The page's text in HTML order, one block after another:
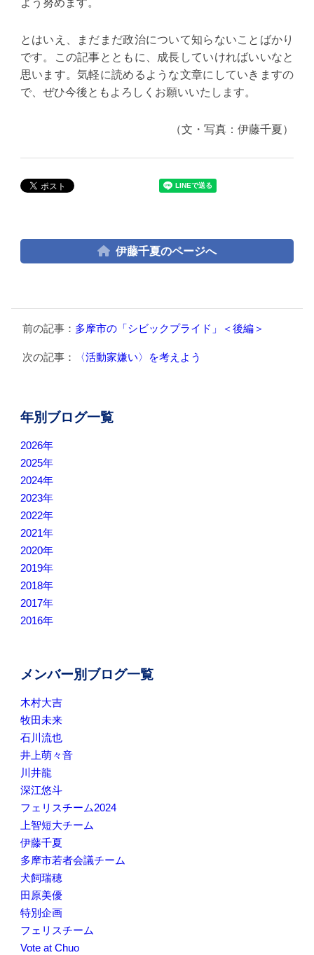
とはいえ、まだまだ政治について知らないことばかり
です。この記事とともに、成長していければいいなと
思います。気軽に読めるような文章にしていきますの
で、ぜひ今後ともよろしくお願いいたします。
（文・写真：伊藤千夏）
伊藤千夏のページへ
前の記事： 多摩市の「シビックプライド」＜後編＞
次の記事： 〈活動家嫌い〉を考えよう
年別ブログ一覧
2026年
2025年
2024年
2023年
2022年
2021年
2020年
2019年
2018年
2017年
2016年
メンバー別ブログ一覧
木村大吉
牧田未来
石川流也
井上萌々音
川井龍
深江悠斗
フェリスチーム2024
上智短大チーム
伊藤千夏
多摩市若者会議チーム
犬飼瑞穂
田原美優
特別企画
フェリスチーム
Vote at Chuo